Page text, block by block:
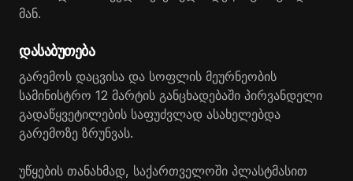
მან.
დასაბუთება
გარემოს დაცვისა და სოფლის მეურნეობის
სამინისტრო 12 მარტის განცხადებაში პირვანდელი
გადაწყვეტილების საფუძვლად ასახელებდა
გარემოზე ზრუნვას.
უწყების თანახმად, საქართველოში პლასტმასით